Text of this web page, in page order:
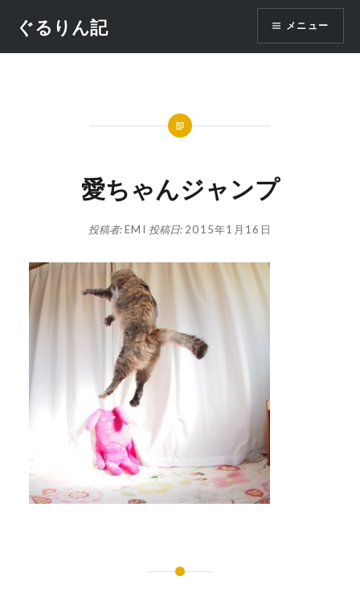
テ
ぐるりん記 メニュー
愛ちゃんジャンプ
投稿者:EMI 投稿日: 2015年1月16日